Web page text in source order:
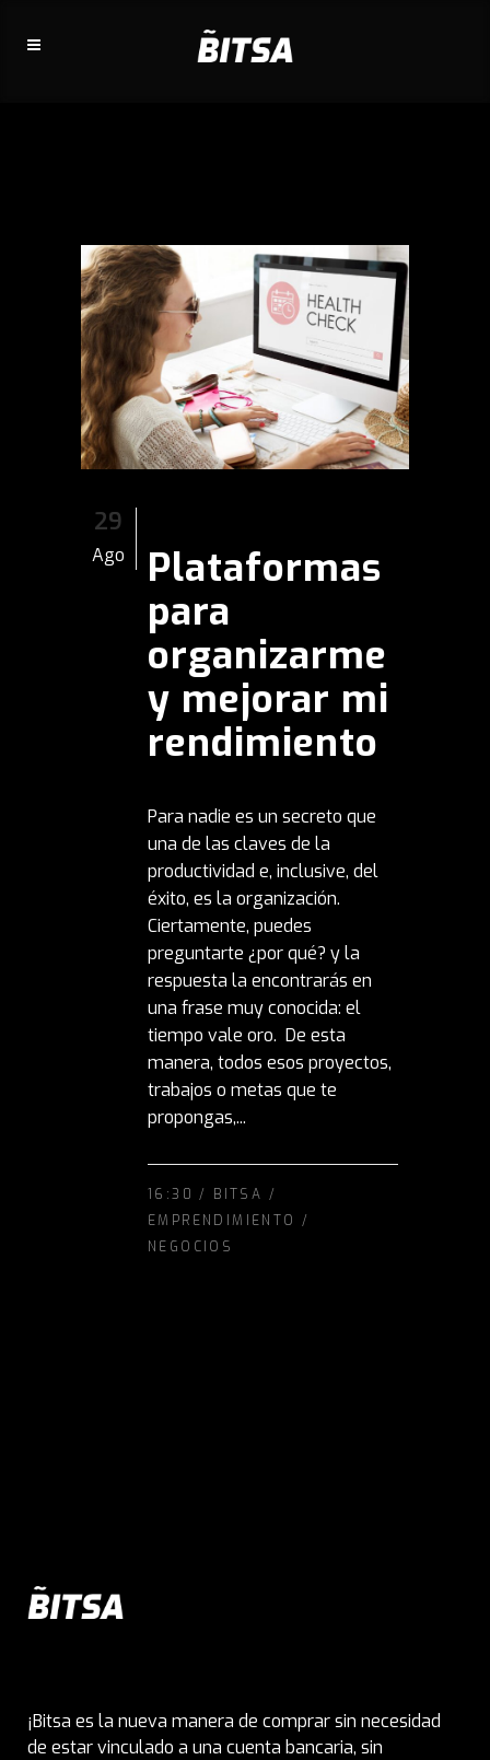
29
Ago
Plataformas
para
organizarme
y mejorar mi
rendimiento
Para nadie es un secreto que
una de las claves de la
productividad e, inclusive, del
éxito, es la organización.
Ciertamente, puedes
preguntarte ¿por qué? y la
respuesta la encontrarás en
una frase muy conocida: el
tiempo vale oro. De esta
manera, todos esos proyectos,
trabajos o metas que te
propongas,...
16:30 / BITSA /
EMPRENDIMIENTO /
NEGOCIOS
¡Bitsa es la nueva manera de comprar sin necesidad
de estar vinculado a una cuenta bancaria, sin